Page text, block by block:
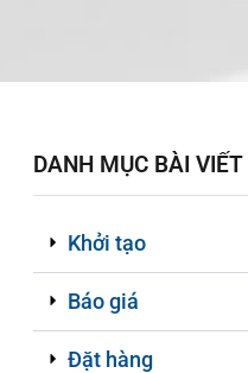
DANH MỤC BÀI VIẾT
Khởi tạo
Báo giá
Đặt hàng